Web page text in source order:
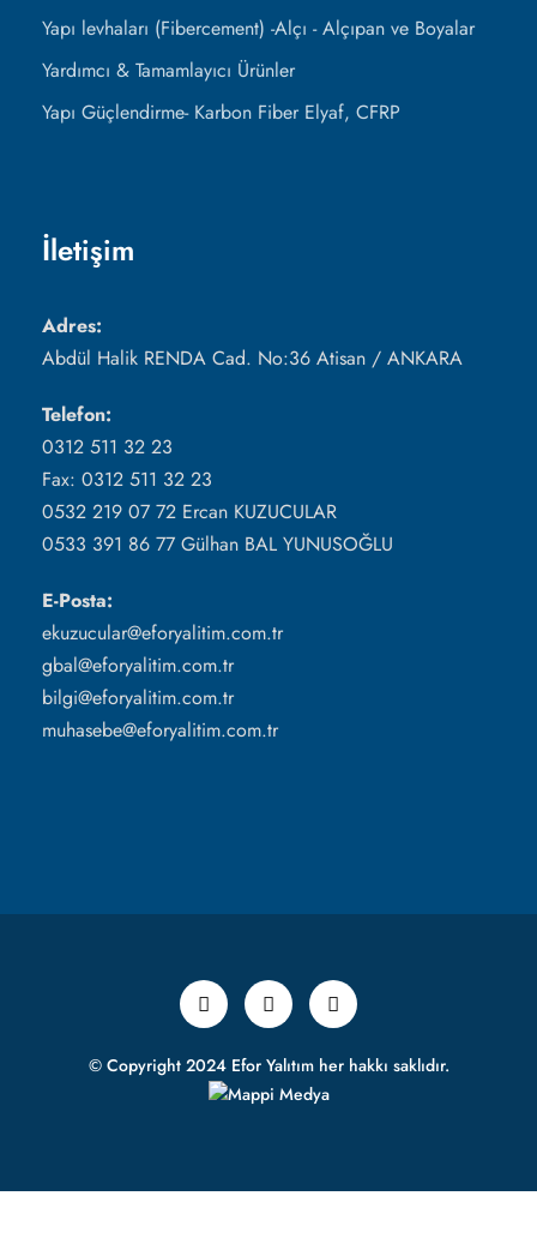
Yapı levhaları (Fibercement) -Alçı - Alçıpan ve Boyalar
Yardımcı & Tamamlayıcı Ürünler
Yapı Güçlendirme- Karbon Fiber Elyaf, CFRP
İletişim
Adres:
Abdül Halik RENDA Cad. No:36 Atisan / ANKARA
Telefon:
0312 511 32 23
Fax: 0312 511 32 23
0532 219 07 72 Ercan KUZUCULAR
0533 391 86 77 Gülhan BAL YUNUSOĞLU
E-Posta:
ekuzucular@eforyalitim.com.tr
gbal@eforyalitim.com.tr
bilgi@eforyalitim.com.tr
muhasebe@eforyalitim.com.tr
© Copyright 2024 Efor Yalıtım her hakkı saklıdır.